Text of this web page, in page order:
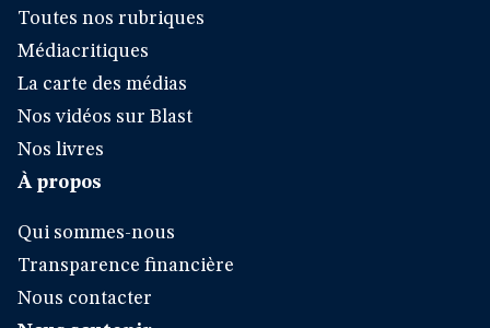
Toutes nos rubriques
Médiacritiques
La carte des médias
Nos vidéos sur Blast
Nos livres
À propos
Qui sommes-nous
Transparence financière
Nous contacter